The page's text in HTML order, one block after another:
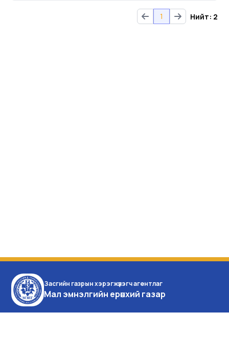
1 Нийт: 2
Засгийн газрын хэрэгжүүлэгч агентлаг
Мал эмнэлгийн ерөнхий газар